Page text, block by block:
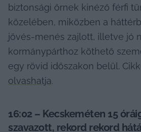
biztonsági őrnek kinéző férfi
közelében, miközben a
jövés-menés zajlott, illetve jó
kormánypárthoz köthető
egy rövid időszakon belül.
olvashatja.
16:02 – Kecskeméten 15
szavazott, rekord rekord